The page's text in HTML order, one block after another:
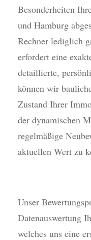
Besonderheiten
und Hamburg
Rechner lediglich
erfordert eine
detaillierte,
können wir
Zustand Ihrer
der dynamischen
regelmäßige
aktuellen Wert zu
Unser
Datenauswertung
welches uns eine